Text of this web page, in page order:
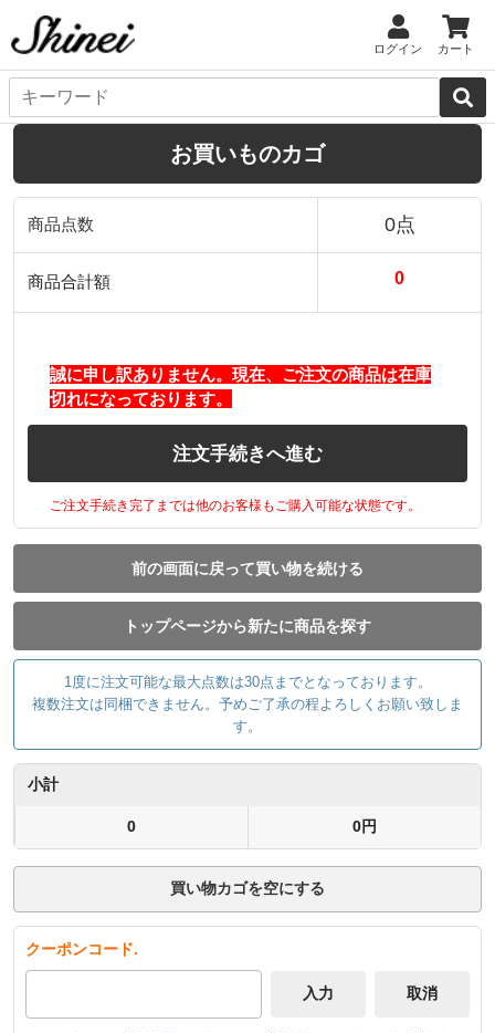
ログイン カート
お買いものカゴ
商品点数 0点
商品合計額 0
誠に申し訳ありません。現在、ご注文の商品は在庫
切れになっております。
注文手続きへ進む
ご注文手続き完了までは他のお客様もご購入可能な状態です。
前の画面に戻って買い物を続ける
トップページから新たに商品を探す
1度に注文可能な最大点数は30点までとなっております。
複数注文は同梱できません。予めご了承の程よろしくお願い致しま
す。
小計
0 0円
買い物カゴを空にする
クーポンコード.